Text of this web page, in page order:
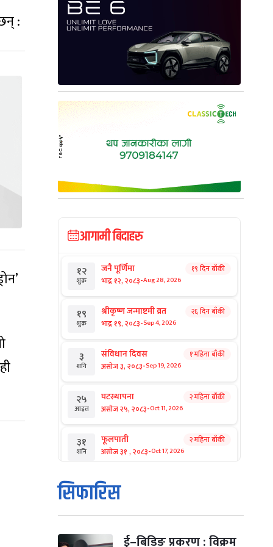
:
आगामी बिदाहरु
१२
शुक्र
जनै पूर्णिमा
भाद्र १२, २०८३-Aug 28, 2026
१९ दिन बाँकी
१९
शुक्र
श्रीकृष्ण जन्माष्टमी व्रत
भाद्र १९, २०८३-Sep 4, 2026
२६ दिन बाँकी
३
शनि
संविधान दिवस
असोज ३, २०८३-Sep 19, 2026
१ महिना बाँकी
२५
आइत
घटस्थापना
असोज २५, २०८३-Oct 11, 2026
२ महिना बाँकी
३१
शनि
फूलपाती
असोज ३१ , २०८३-Oct 17, 2026
२ महिना बाँकी
१
आइत
कार्तिक सङ्क्रान्ति
कार्तिक १, २०८३
मंगल कार्तिक ३, २०८३-Oct 20, 2026
सिफारिस
ई–बिडिङ प्रकरण : विक्रम